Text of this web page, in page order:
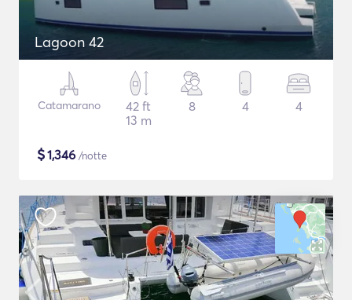
Lagoon 42
Catamarano
42 ft
13 m
8 4 4
$1,346 /notte